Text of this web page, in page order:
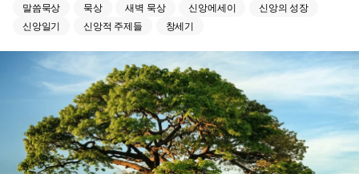
말씀묵상 묵상 새벽 묵상 신앙에세이
신앙의 성장
신앙일기
신앙적 주제들 창세기